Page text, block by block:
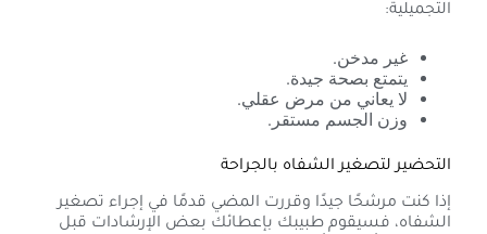
التجميلية:
غير مدخن.
يتمتع بصحة جيدة.
لا يعاني من مرض عقلي.
وزن الجسم مستقر.
التحضير لتصغير الشفاه بالجراحة
إذا كنت مرشحًا جيدًا وقررت المضي قدمًا في إجراء تصغير
الشفاه، فسيقوم طبيبك بإعطائك بعض الإرشادات قبل